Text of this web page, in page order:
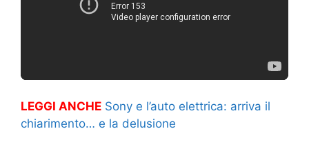
LEGGI ANCHE Sony e l’auto elettrica: arriva il
chiarimento… e la delusione